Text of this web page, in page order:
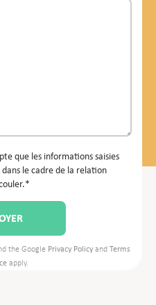
que les informations saisies
le cadre de la relation
the Google Privacy Policy and Terms
apply.